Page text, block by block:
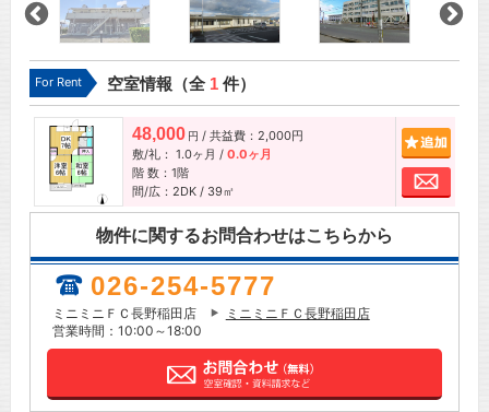
For Rent 空室情報（全 1件）
48,000 円 / 共益費：2,000円
敷/礼： 1.0ヶ月 / 0.0ヶ月
階 数：1階
間/広：2DK / 39㎡
お問
物件に関するお問合わせはこちらから
026-254-5777
ミニミニＦＣ長野稲田店
ミニミニＦＣ長野稲田店
営業時間：10:00～18:00